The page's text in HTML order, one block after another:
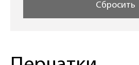
Сбросить